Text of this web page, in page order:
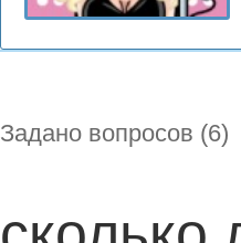
Задано вопросов (6)